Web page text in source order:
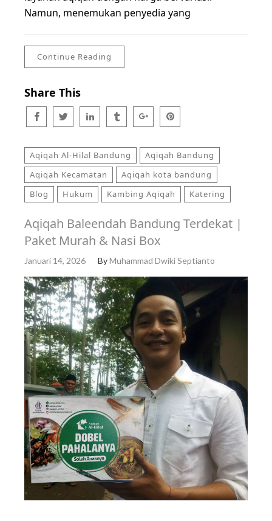
Namun, menemukan penyedia yang
Continue Reading
Share This
Aqiqah Al-Hilal Bandung
Aqiqah Bandung
Aqiqah Kecamatan
Aqiqah kota bandung
Blog
Hukum Kambing Aqiqah Katering
Aqiqah Baleendah Bandung Terdekat |
Paket Murah & Nasi Box
Januari 14, 2026 ByMuhammad Dwiki Septianto